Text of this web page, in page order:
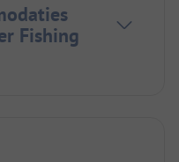
Fishing